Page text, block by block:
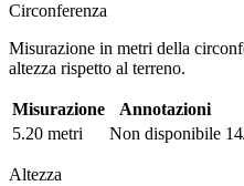
Circonferenza
Misurazione in metri della
altezza rispetto al terreno.
Misurazione Annotazioni
5.20 metri
Non disponibile
Altezza